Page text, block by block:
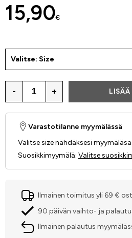
15,90€
Valitse: Size
- +
Varastotilanne myymälässä
Valitse size nähdäksesi
Suosikkimyymälä: Valitse
Ilmainen toimitus yli 69 €
90 päivän vaihto- ja
Ilmainen palautus